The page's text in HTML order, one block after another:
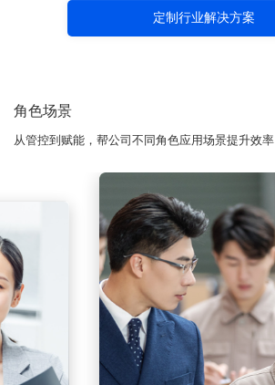
定制行业解决方案
角色场景
从管控到赋能，帮公司不同角色应用场景提升效率